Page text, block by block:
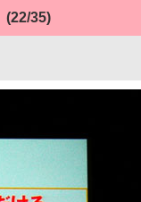
(22/35)